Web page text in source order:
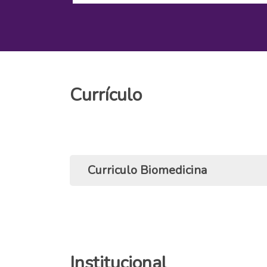
Currículo
Curriculo Biomedicina